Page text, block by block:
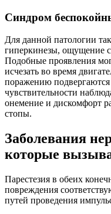
Синдром
Для данной патологии
гиперкинезы, ощущение
Подобные проявления
исчезать во время
поражению
чувствительности
онемение и дискомфорт
стопы.
Заболевания
которые
Парестезия в обеих
повреждения
путей проведения